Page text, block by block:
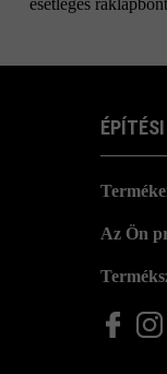
esetleges
Az Ön